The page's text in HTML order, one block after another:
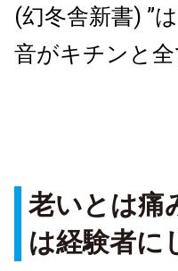
(幻冬舎新書) ”
音がキチンと
老いとは痛
は経験者に